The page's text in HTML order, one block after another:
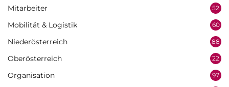
Mitarbeiter 52
Mobilität & Logistik 60
Niederösterreich 88
Oberösterreich 22
Organisation 97